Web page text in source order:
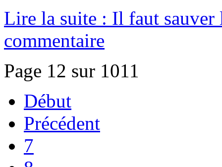
Lire la suite : Il faut sauver
commentaire
Page 12 sur 1011
Début
Précédent
7